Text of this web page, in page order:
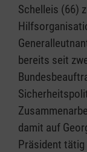
Schelleis (66)
bereits seit
damit auf
Präsident tätig